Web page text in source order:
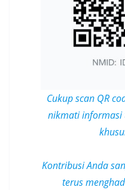
Cukup scan QR
nikmati informasi
Kontribusi Anda
terus